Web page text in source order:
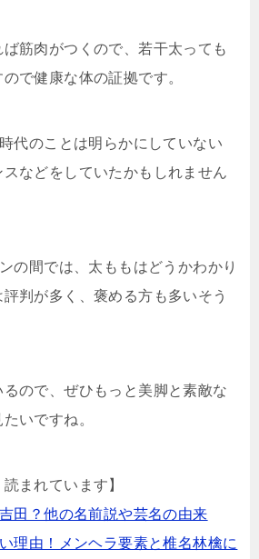
筋肉がつくので、若干太っても
で健康な体の証拠です。
代のことは明らかにしていない
などをしていたかもしれません
の間では、太ももはどうかわかり
判が多く、褒める方も多いそう
ので、ぜひもっと美脚と素敵な
いですね。
まれています】
田？他の名前説や芸名の由来
理由！メンヘラ要素と椎名林檎に